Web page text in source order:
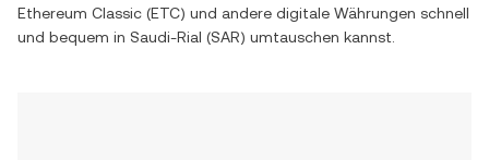
Ethereum Classic (ETC) und andere digitale Währungen schnell
und bequem in Saudi-Rial (SAR) umtauschen kannst.